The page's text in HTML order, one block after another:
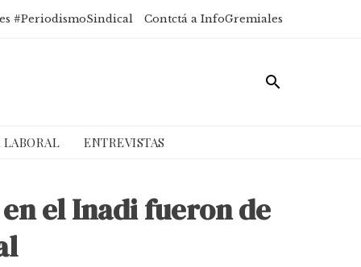
#PeriodismoSindical Contctá a InfoGremiales
LABORAL ENTREVISTAS
el Inadi fueron de